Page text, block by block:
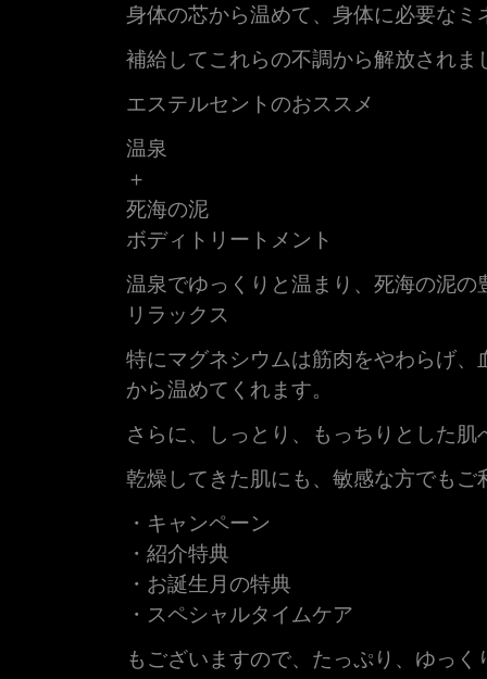
身体の芯から温めて、身体に必要なミ
補給してこれらの不調から解放されま
エステルセントのおススメ
温泉
＋
死海の泥
ボディトリートメント
温泉でゆっくりと温まり、死海の泥
リラックス
特にマグネシウムは筋肉をやわらげ
から温めてくれます。
さらに、しっとり、もっちりとした肌
乾燥してきた肌にも、敏感な方でもご
・キャンペーン
・紹介特典
・お誕生月の特典
・スペシャルタイムケア
もございますので、たっぷり、ゆっ